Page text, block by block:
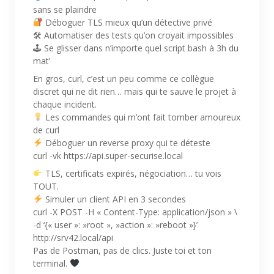
sans se plaindre
Déboguer TLS mieux qu’un détective privé
🛠 Automatiser des tests qu’on croyait impossibles
🕹 Se glisser dans n’importe quel script bash à 3h du
mat’
En gros, curl, c’est un peu comme ce collègue
discret qui ne dit rien… mais qui te sauve le projet à
chaque incident.
Les commandes qui m’ont fait tomber amoureux
de curl
Déboguer un reverse proxy qui te déteste
curl -vk https://api.super-securise.local
TLS, certificats expirés, négociation… tu vois
TOUT.
Simuler un client API en 3 secondes
curl -X POST -H « Content-Type: application/json » \
-d ‘{« user »: »root », »action »: »reboot »}’
http://srv42.local/api
Pas de Postman, pas de clics. Juste toi et ton
terminal.